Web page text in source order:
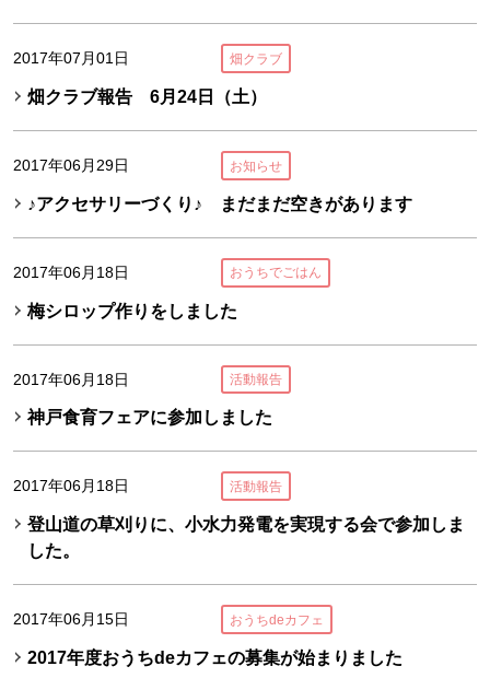
2017年07月01日 畑クラブ
畑クラブ報告 6月24日（土）
2017年06月29日 お知らせ
♪アクセサリーづくり♪ まだまだ空きがあります
2017年06月18日 おうちでごはん
梅シロップ作りをしました
2017年06月18日 活動報告
神戸食育フェアに参加しました
2017年06月18日 活動報告
登山道の草刈りに、小水力発電を実現する会で参加しま
した。
2017年06月15日 おうちdeカフェ
2017年度おうちdeカフェの募集が始まりました